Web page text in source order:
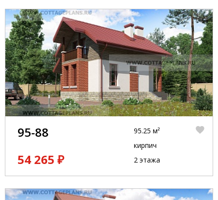
95-88
54 265 ₽
95.25 м²
кирпич
2 этажа